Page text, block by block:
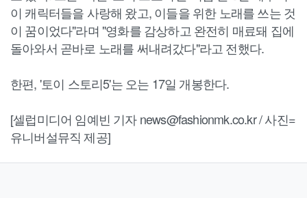
이 캐릭터들을 사랑해 왔고, 이들을 위한 노래를 쓰는 것
이 꿈이었다"라며 "영화를 감상하고 완전히 매료돼 집에
돌아와서 곧바로 노래를 써내려갔다"라고 전했다.
한편, '토이 스토리5'는 오는 17일 개봉한다.
[셀럽미디어 임예빈 기자 news@fashionmk.co.kr / 사진=
유니버설뮤직 제공]